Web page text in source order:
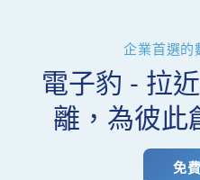
企業首選的
電子豹 - 拉
離，為彼此
免